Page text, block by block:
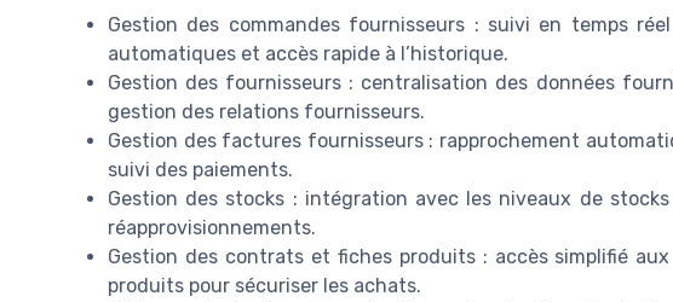
Gestion des commandes fournisseurs : suivi en temps
automatiques et accès rapide à l’historique.
Gestion des fournisseurs : centralisation des données
gestion des relations fournisseurs.
Gestion des factures fournisseurs : rapprochement
suivi des paiements.
Gestion des stocks : intégration avec les niveaux de
réapprovisionnements.
Gestion des contrats et fiches produits : accès simplifié
produits pour sécuriser les achats.